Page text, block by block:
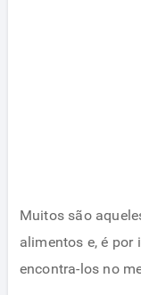
Muitos são
alimentos e, é por
encontra-los no